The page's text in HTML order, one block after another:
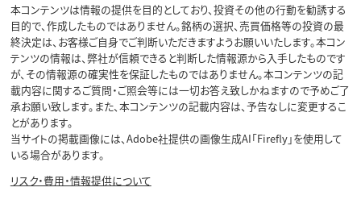
本コンテンツは情報の提供を目的としており、投資その他の行動を勧誘する
目的で、作成したものではありません。銘柄の選択、売買価格等の投資の最
終決定は、お客様ご自身でご判断いただきますようお願いいたします。本コン
テンツの情報は、弊社が信頼できると判断した情報源から入手したものです
が、その情報源の確実性を保証したものではありません。本コンテンツの記
載内容に関するご質問・ご照会等には一切お答え致しかねますので予めご了
承お願い致します。また、本コンテンツの記載内容は、予告なしに変更するこ
とがあります。
当サイトの掲載画像には、Adobe社提供の画像生成AI「Firefly」を使用して
いる場合があります。
リスク・費用・情報提供について